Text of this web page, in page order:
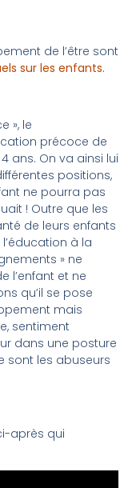
de l’être sont
sur les enfants.
», le
précoce de
ans. On va ainsi lui
positions,
ne pourra pas
! Outre que les
de leurs enfants
à la
» ne
l’enfant et ne
qu’il se pose
mais
sentiment
dans une posture
sont les abuseurs
après qui